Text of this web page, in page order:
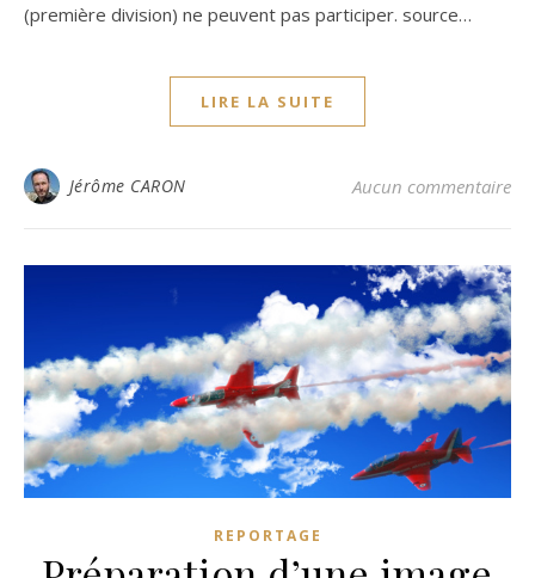
(première division) ne peuvent pas participer. source…
LIRE LA SUITE
Jérôme CARON Aucun commentaire
REPORTAGE